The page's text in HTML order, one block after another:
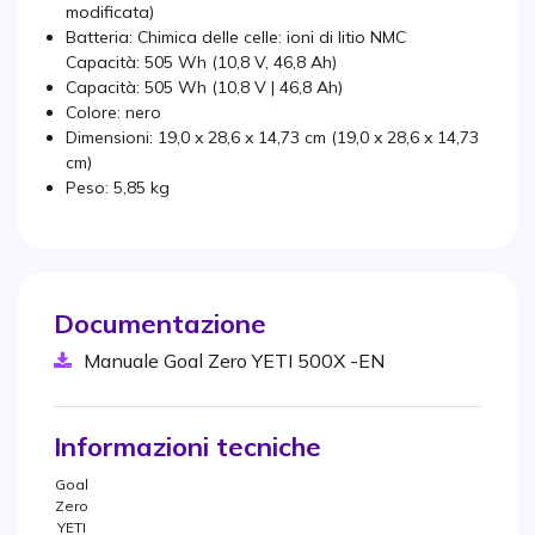
modificata)
Batteria: Chimica delle celle: ioni di litio NMC
Capacità: 505 Wh (10,8 V, 46,8 Ah)
Capacità: 505 Wh (10,8 V | 46,8 Ah)
Colore: nero
Dimensioni: 19,0 x 28,6 x 14,73 cm (19,0 x 28,6 x 14,73
cm)
Peso: 5,85 kg
Documentazione
Manuale Goal Zero YETI 500X -EN
Informazioni tecniche
Goal
Zero
YETI